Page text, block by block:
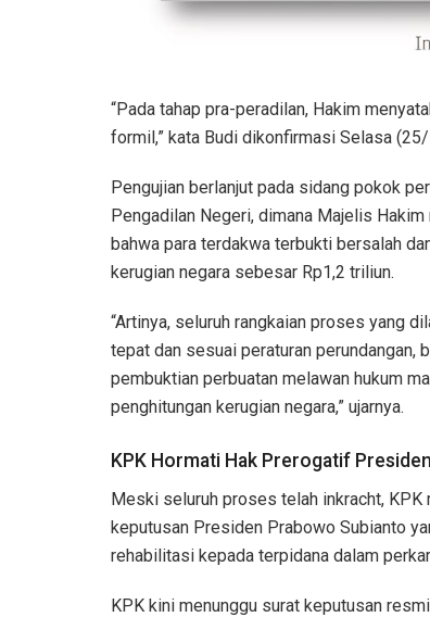
“Pada tahap pra-peradilan, Hakim
formil,” kata Budi dikonfirmasi Selasa
Pengujian berlanjut pada sidang pokok
Pengadilan Negeri, dimana Majelis
bahwa para terdakwa terbukti bersalah
kerugian negara sebesar Rp1,2 triliun.
“Artinya, seluruh rangkaian proses yang
tepat dan sesuai peraturan perundangan,
pembuktian perbuatan melawan hukum
penghitungan kerugian negara,” ujarnya.
KPK Hormati Hak Prerogatif Presiden
Meski seluruh proses telah inkracht, KPK
keputusan Presiden Prabowo Subianto
rehabilitasi kepada terpidana dalam
KPK kini menunggu surat keputusan